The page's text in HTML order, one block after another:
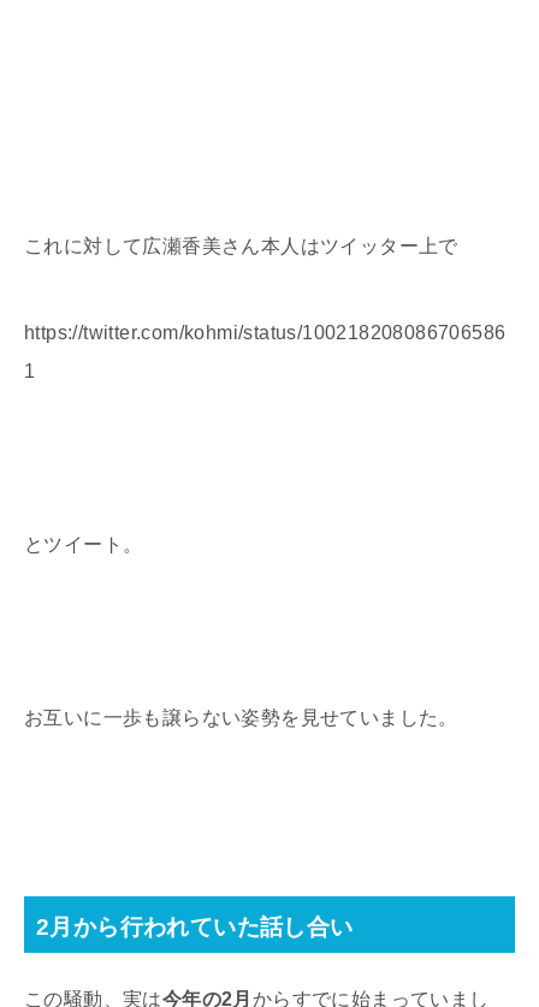
これに対して広瀬香美さん本人はツイッター上で
https://twitter.com/kohmi/status/100218208086706586
1
とツイート。
お互いに一歩も譲らない姿勢を見せていました。
2月から行われていた話し合い
この騒動、実は今年の2月 からすでに始まっていまし